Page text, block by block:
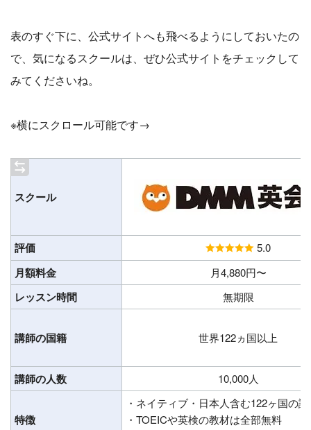
表のすぐ下に、公式サイトへも飛べるようにしておいたの
で、気になるスクールは、ぜひ公式サイトをチェックして
みてくださいね。
※横にスクロール可能です→
スクール
評価 5.0
月額料金 月4,880円〜
レッスン時間 無期限
講師の国籍 世界122ヵ国以上
講師の人数 10,000人
特徴
・ネイティブ・日本人含む122ヶ国の
・TOEICや英検の教材は全部無料